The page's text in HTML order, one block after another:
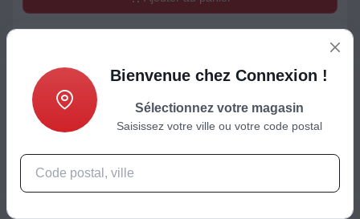
Bienvenue chez Connexion !
Sélectionnez votre magasin
Saisissez votre ville ou votre code postal